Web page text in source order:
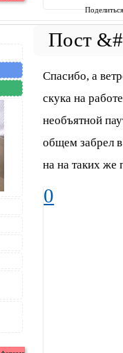
Спасибо, а
скука на
необъятной
общем забрел
на на таких
0